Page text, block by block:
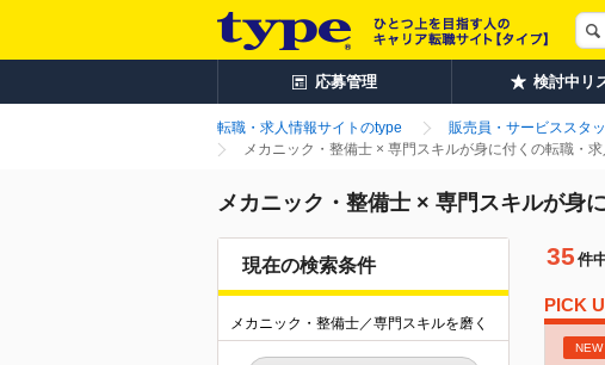
応募管理 検討中リ
転職・求人情報サイトのtype 販売員・サービススタ
メカニック・整備士 × 専門スキルが身に付くの転職・
メカニック・整備士 × 専門スキルが身
現在の検索条件
メカニック・整備士／専門スキルを磨く
35 件
PICK
NEW